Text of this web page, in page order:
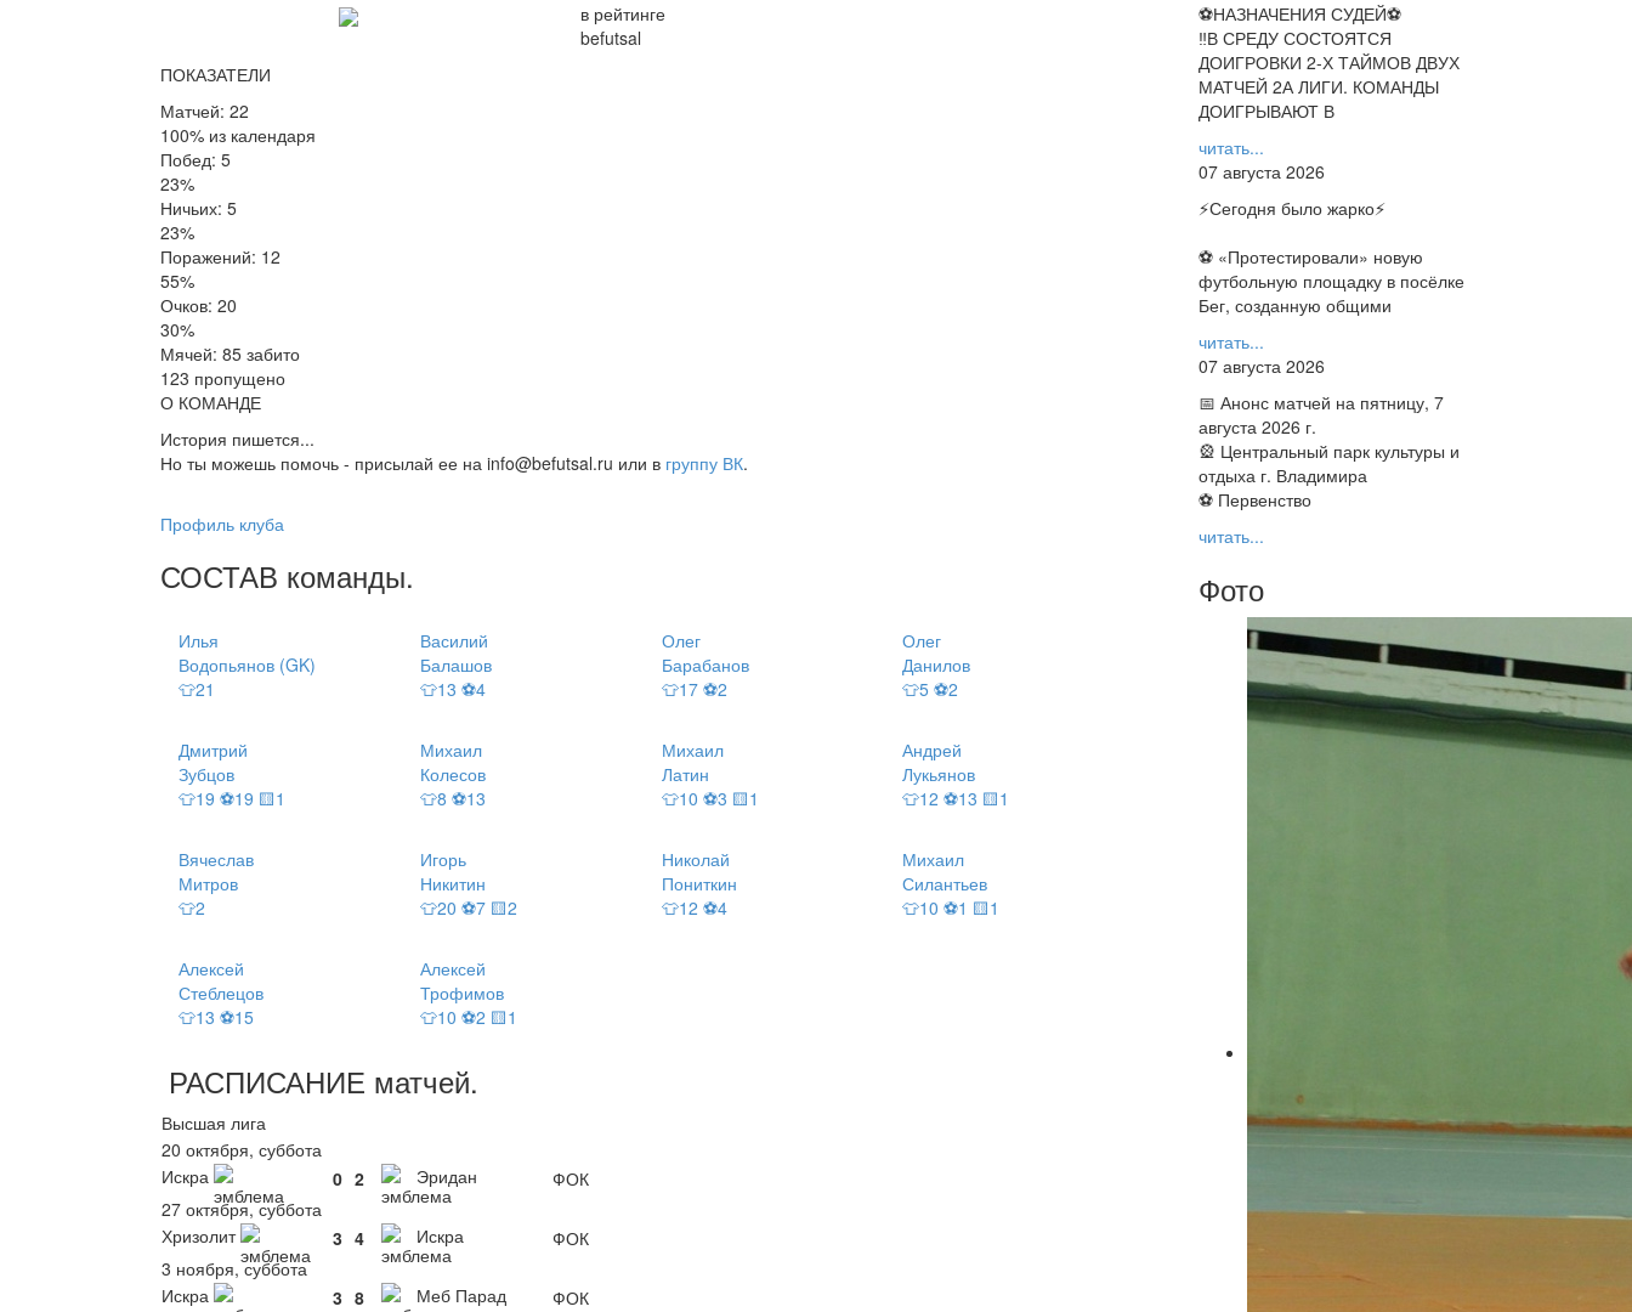
в рейтинге
befutsal
ПОКАЗАТЕЛИ
Матчей: 22
100% из календаря
Побед: 5
23%
Ничьих: 5
23%
Поражений: 12
55%
Очков: 20
30%
Мячей: 85 забито
123 пропущено
О КОМАНДЕ
История пишется...
Но ты можешь помочь - присылай ее на info@befutsal.ru или в группу ВК.
Профиль клуба
СОСТАВ команды.
Илья
Водопьянов (GK)
👕21
Василий
Балашов
👕13 ⚽4
Олег
Барабанов
👕17 ⚽2
Олег
Данилов
👕5 ⚽2
Дмитрий
Зубцов
👕19 ⚽19 🟨1
Михаил
Колесов
👕8 ⚽13
Михаил
Латин
👕10 ⚽3 🟨1
Андрей
Лукьянов
👕12 ⚽13 🟨1
Вячеслав
Митров
👕2
Игорь
Никитин
👕20 ⚽7 🟨2
Николай
Пониткин
👕12 ⚽4
Михаил
Силантьев
👕10 ⚽1 🟨1
Алексей
Стеблецов
👕13 ⚽15
Алексей
Трофимов
👕10 ⚽2 🟨1
РАСПИСАНИЕ матчей.
Высшая лига
20 октября, суббота
Искра
0 2 Эридан
ФОК
27 октября, суббота
Хризолит
3 4 Искра
ФОК
3 ноября, суббота
Искра
3 8 Меб Парад
ФОК
⚽НАЗНАЧЕНИЯ СУДЕЙ⚽
‼В СРЕДУ СОСТОЯТСЯ
ДОИГРОВКИ 2-Х ТАЙМОВ ДВУХ
МАТЧЕЙ 2А ЛИГИ. КОМАНДЫ
ДОИГРЫВАЮТ В
читать...
07 августа 2026
⚡️Сегодня было жарко⚡️
⚽ ️«Протестировали» новую
футбольную площадку в посёлке
Бег, созданную общими
читать...
07 августа 2026
📅 Анонс матчей на пятницу, 7
августа 2026 г.
🎡 Центральный парк культуры и
отдыха г. Владимира
⚽ Первенство
читать...
Фото